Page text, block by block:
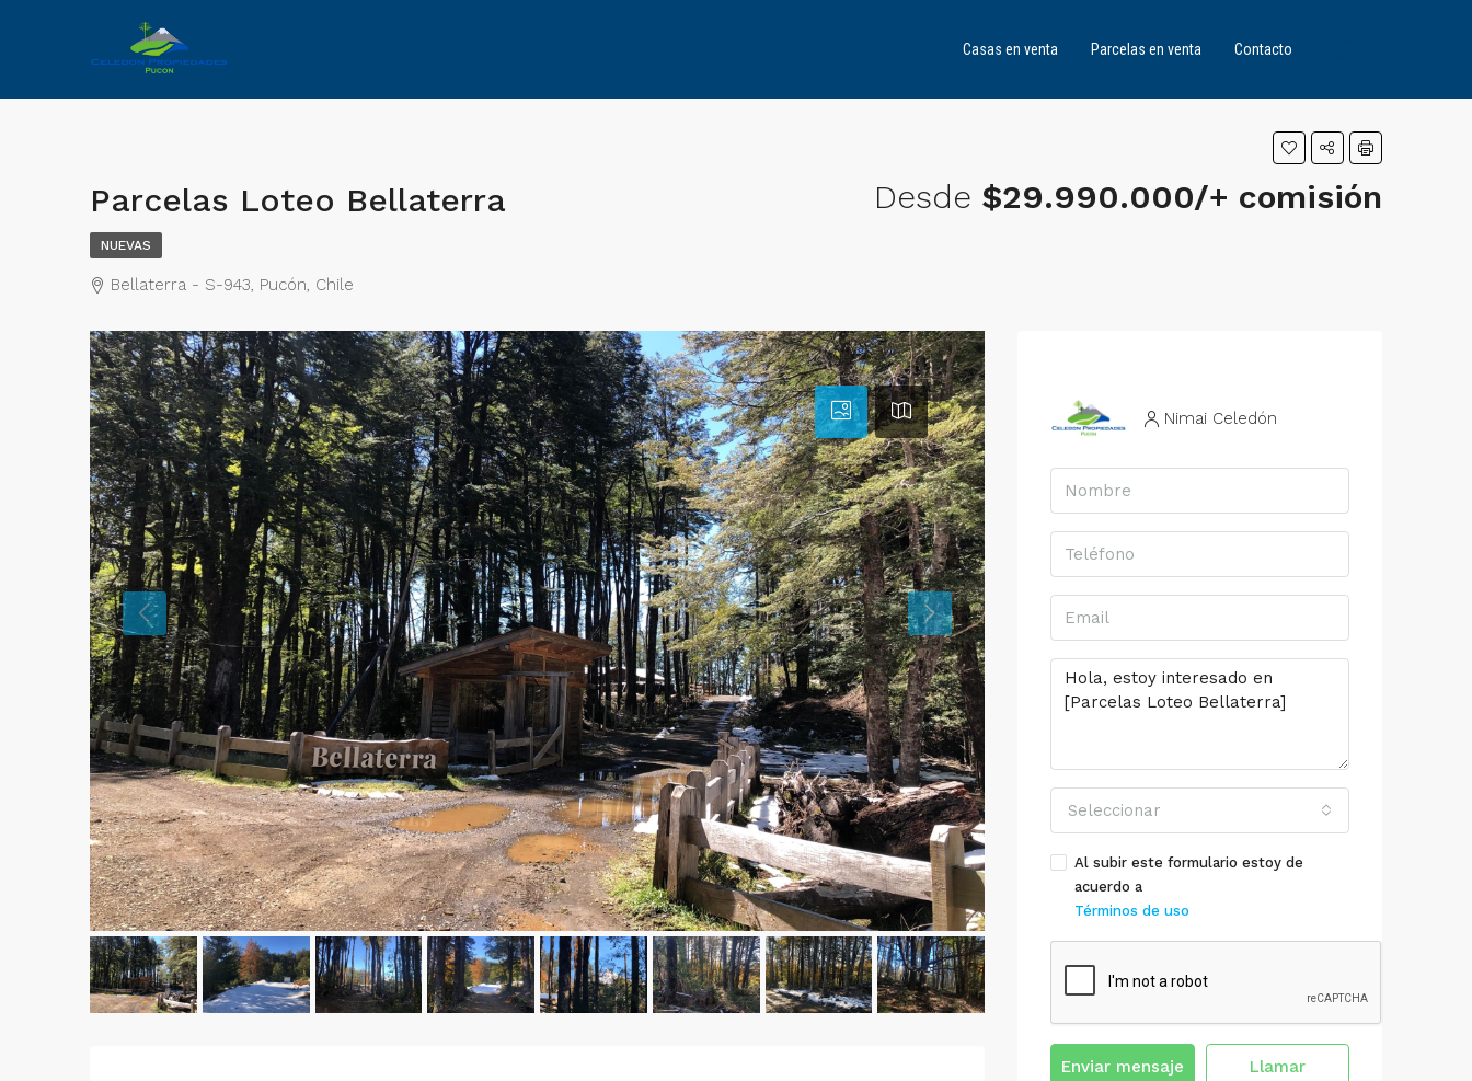
Casas en venta Parcelas en venta Contacto
Parcelas Loteo Bellaterra Desde $29.990.000/+ comisión
NUEVAS
Bellaterra - S-943, Pucón, Chile
Nimai Celedón
Seleccionar
Al subir este formulario estoy de
acuerdo a
Términos de uso
Enviar mensaje Llamar